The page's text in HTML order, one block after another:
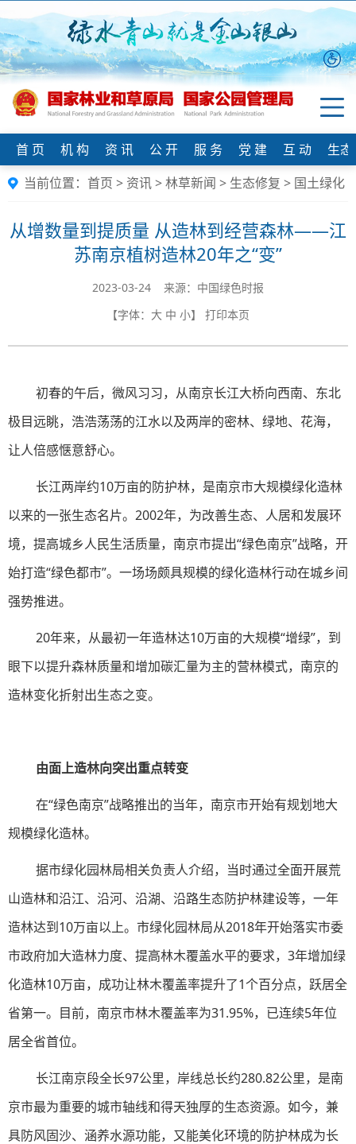
首 页 机 构 资 讯 公 开 服 务 党 建 互 动
生
当前位置： 首页 > 资讯>林草新闻 > 生态修复 > 国土绿化
从增数量到提质量 从造林到经营森林——江
苏南京植树造林20年之“变”
2023-03-24 来源：中国绿色时报
【字体： 大 中 小】 打印本页
初春的午后，微风习习，从南京长江大桥向西南、东北
极目远眺，浩浩荡荡的江水以及两岸的密林、绿地、花海，
让人倍感惬意舒心。
长江两岸约10万亩的防护林，是南京市大规模绿化造林
以来的一张生态名片。2002年，为改善生态、人居和发展环
境，提高城乡人民生活质量，南京市提出“绿色南京”战略，开
始打造“绿色都市”。一场场颇具规模的绿化造林行动在城乡间
强势推进。
20年来，从最初一年造林达10万亩的大规模“增绿”，到
眼下以提升森林质量和增加碳汇量为主的营林模式，南京的
造林变化折射出生态之变。
由面上造林向突出重点转变
在“绿色南京”战略推出的当年，南京市开始有规划地大
规模绿化造林。
据市绿化园林局相关负责人介绍，当时通过全面开展荒
山造林和沿江、沿河、沿湖、沿路生态防护林建设等，一年
造林达到10万亩以上。市绿化园林局从2018年开始落实市委
市政府加大造林力度、提高林木覆盖水平的要求，3年增加绿
化造林10万亩，成功让林木覆盖率提升了1个百分点，跃居全
省第一。目前，南京市林木覆盖率为31.95%，已连续5年位
居全省首位。
长江南京段全长97公里，岸线总长约280.82公里，是南
京市最为重要的城市轴线和得天独厚的生态资源。如今，兼
具防风固沙、涵养水源功能，又能美化环境的防护林成为长